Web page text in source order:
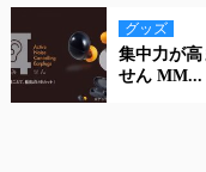
グッズ
集中力が
せん MM...